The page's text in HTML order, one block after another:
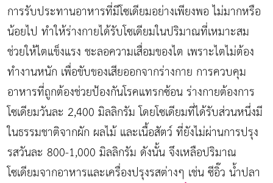
การรับประทานอาหารที่มีโซเดียมอย่างเพียงพอ ไม่มากหรือ
น้อยไป ทำให้ร่างกายได้รับโซเดียมในปริมาณที่เหมาะสม
ช่วยให้ไตแข็งแรง ชะลอความเสื่อมของไต เพราะไตไม่ต้อง
ทำงานหนัก เพื่อขับของเสียออกจากร่างกาย การควบคุม
อาหารที่ถูกต้องช่วยป้องกันโรคแทรกซ้อน ร่างกายต้องการ
โซเดียมวันละ 2,400 มิลลิกรัม โดยโซเดียมที่ได้รับส่วนหนึ่งมี
ในธรรมชาติจากผัก ผลไม้ และเนื้อสัตว์ ที่ยังไม่ผ่านการปรุง
รสวันละ 800-1,000 มิลลิกรัม ดังนั้น จึงเหลือปริมาณ
โซเดียมจากอาหารและเครื่องปรุงรสต่างๆ เช่น ซีอิ๊ว น้ำปลา